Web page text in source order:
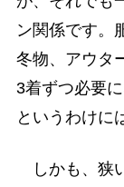
ン関係です。
冬物、アウタ
3着ずつ必要
というわけに
しかも、狭